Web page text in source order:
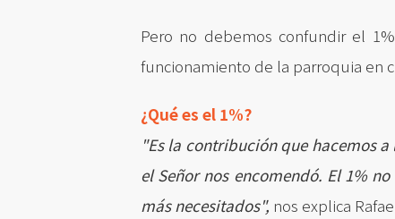
Pero no debemos confundir el
funcionamiento de la parroquia en
¿Qué es el 1%?
"Es la contribución que hacemos
el Señor nos encomendó. El 1%
más necesitados", nos explica